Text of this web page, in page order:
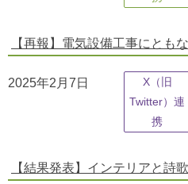
【再報】電気設備工事にとも
2025年2月7日
X（旧
Twitter）連
携
【結果発表】インテリアと詩